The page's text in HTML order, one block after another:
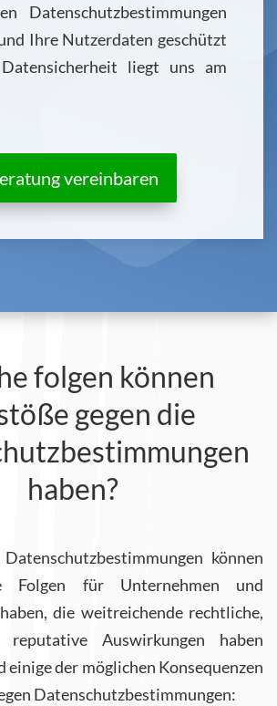
Datenschutzbestimmungen
Ihre Nutzerdaten geschützt
liegt uns am
vereinbaren
folgen können
gegen die
haben?
können
Folgen für Unternehmen und
die weitreichende rechtliche,
Auswirkungen haben
einige der möglichen Konsequenzen
Datenschutzbestimmungen: